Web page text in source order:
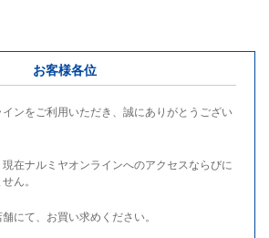
お客様各位
ンをご利用いただき、誠にありがとうござい
在ナルミヤオンラインへのアクセスならびに
ん。
にて、お買い求めください。